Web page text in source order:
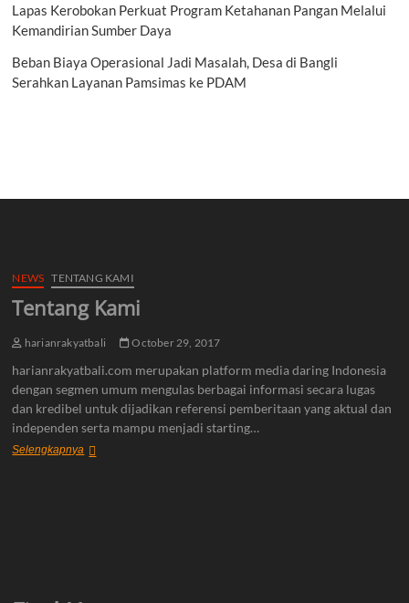
Lapas Kerobokan Perkuat Program Ketahanan Pangan Melalui
Kemandirian Sumber Daya
Beban Biaya Operasional Jadi Masalah, Desa di Bangli
Serahkan Layanan Pamsimas ke PDAM
NEWS TENTANG KAMI
Tentang Kami
harianrakyatbali October 29, 2017
harianrakyatbali.com merupakan platform media daring Indonesia
dengan segmen umum mengulas berbagai informasi secara lugas
dan kredibel untuk dijadikan referensi pemberitaan yang aktual dan
independen serta mampu menjadi starting…
Selengkapnya Tentang